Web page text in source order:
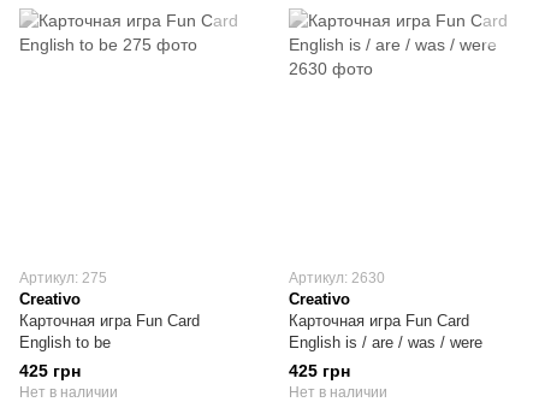
Артикул: 275
Creativo
Карточная игра Fun Card
English to be
425 грн
Нет в наличии
Артикул: 2630
Creativo
Карточная игра Fun Card
English is / are / was / were
425 грн
Нет в наличии